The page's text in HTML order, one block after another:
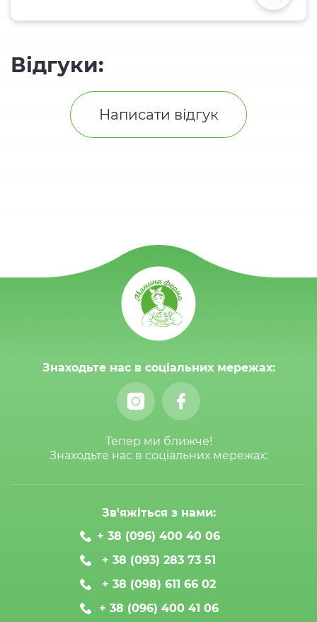
Відгуки:
Написати відгук
Знаходьте нас в соціальних мережах:
Тепер ми ближче!
Знаходьте нас в соціальних мережах:
Зв'яжіться з нами:
+ 38 (096) 400 40 06
+ 38 (093) 283 73 51
+ 38 (098) 611 66 02
+ 38 (096) 400 41 06